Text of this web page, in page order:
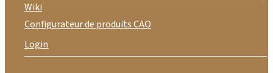
Wiki
Configurateur de produits CAO
Login